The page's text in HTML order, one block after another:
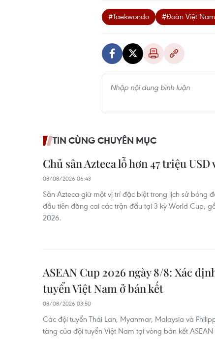
#Taekwondo #Đoàn Việt Nam
TIN CÙNG CHUYÊN MỤC
Chủ sân Azteca lỗ hơn 47 triệu
08/08/2026 06:43
Sân Azteca giữ một vị trí đặc biệt trong lịch sử bóng
đầu tiên đăng cai các trận đấu tại 3 kỳ World Cup,
2026.
ASEAN Cup 2026 ngày 8/8: Xác
tuyển Việt Nam ở bán kết
08/08/2026 03:50
Các đội tuyển Thái Lan, Myanmar, Malaysia và
tàng của đội tuyển Việt Nam tại vòng bán kết